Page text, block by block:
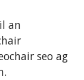
an
seo ag